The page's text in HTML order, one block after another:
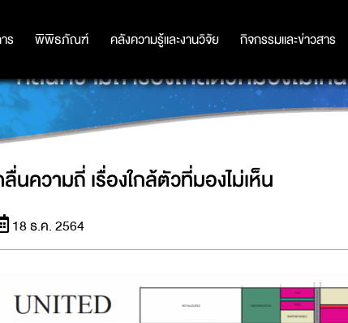
ร พิพิธภัณฑ์ คลังความรู้และงานวิจัย กิจกรรมและข่าวสาร
ร พิพิธภัณฑ์ คลังความรู้และงานวิจัย กิจกรรมและข่าวสาร
คลื่นความถี่ เรื่องใกล้ตัวที่มองไม่เห็น
นความถี่ เรื่องใกล้ตัวที่มองไม่เห็น
18 ธ.ค. 2564